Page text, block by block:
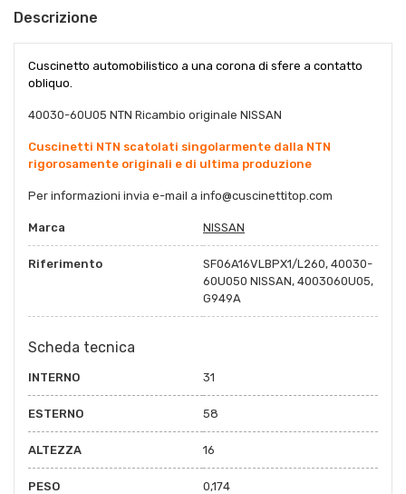
Descrizione
Cuscinetto automobilistico a una corona di sfere a contatto
obliquo.
40030-60U05 NTN Ricambio originale NISSAN
Cuscinetti NTN scatolati singolarmente dalla NTN
rigorosamente originali e di ultima produzione
Per informazioni invia e-mail a info@cuscinettitop.com
Marca NISSAN
Riferimento
SF06A16VLBPX1/L260, 40030-
60U050 NISSAN, 4003060U05,
G949A
Scheda tecnica
INTERNO 31
ESTERNO 58
ALTEZZA 16
PESO 0,174